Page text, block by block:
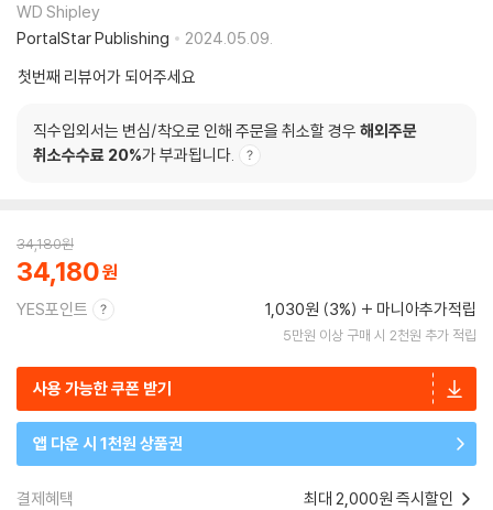
WD Shipley
PortalStar Publishing
2024.05.09.
첫번째 리뷰어가 되어주세요
직수입외서는 변심/착오로 인해 주문을 취소할 경우 해외주문
취소수수료 20%가 부과됩니다.
34,180원
34,180
YES포인트 1,030원 (3%) 마니아추가적립
5만원 이상 구매 시 2천원 추가 적립
사용 가능한 쿠폰 받기
앱 다운 시 1천원 상품권
결제혜택 최대 2,000원 즉시할인